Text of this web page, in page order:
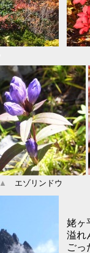
▲ エゾリンドウ
姥ヶ
溢れ
ごっ